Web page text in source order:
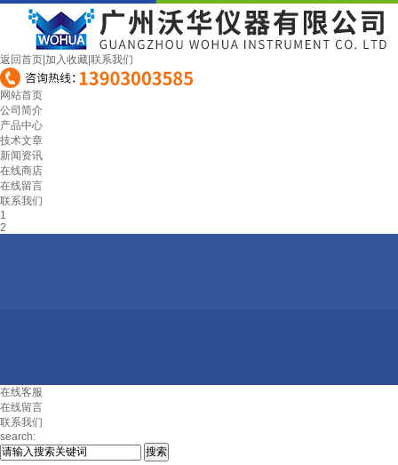
返回首页 加入收藏 联系我们
网站首页
公司简介
产品中心
技术文章
新闻资讯
在线商店
在线留言
联系我们
1
2
在线客服
在线留言
联系我们
search: